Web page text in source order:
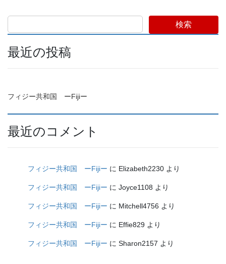
検索
最近の投稿
フィジー共和国 ーFijiー
最近のコメント
フィジー共和国 ーFijiー に Elizabeth2230 より
フィジー共和国 ーFijiー に Joyce1108 より
フィジー共和国 ーFijiー に Mitchell4756 より
フィジー共和国 ーFijiー に Effie829 より
フィジー共和国 ーFijiー に Sharon2157 より